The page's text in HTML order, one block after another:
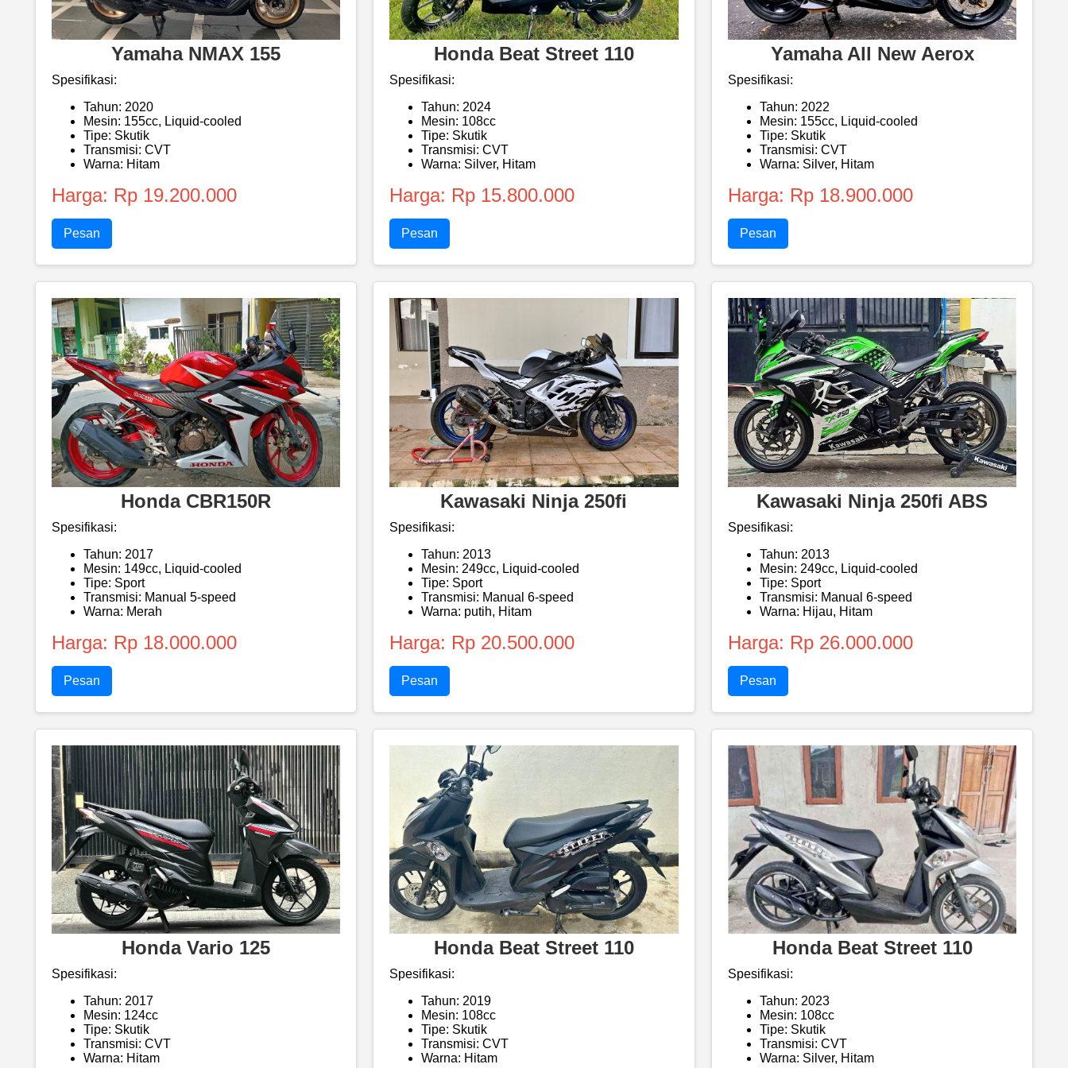
Yamaha NMAX 155
Spesifikasi:
Tahun: 2020
Mesin: 155cc, Liquid-cooled
Tipe: Skutik
Transmisi: CVT
Warna: Hitam
Harga: Rp 19.200.000
Pesan
Honda Beat Street 110
Spesifikasi:
Tahun: 2024
Mesin: 108cc
Tipe: Skutik
Transmisi: CVT
Warna: Silver, Hitam
Harga: Rp 15.800.000
Pesan
Yamaha All New Aerox
Spesifikasi:
Tahun: 2022
Mesin: 155cc, Liquid-cooled
Tipe: Skutik
Transmisi: CVT
Warna: Silver, Hitam
Harga: Rp 18.900.000
Pesan
Honda CBR150R
Spesifikasi:
Tahun: 2017
Mesin: 149cc, Liquid-cooled
Tipe: Sport
Transmisi: Manual 5-speed
Warna: Merah
Harga: Rp 18.000.000
Pesan
Kawasaki Ninja 250fi
Spesifikasi:
Tahun: 2013
Mesin: 249cc, Liquid-cooled
Tipe: Sport
Transmisi: Manual 6-speed
Warna: putih, Hitam
Harga: Rp 20.500.000
Pesan
Kawasaki Ninja 250fi ABS
Spesifikasi:
Tahun: 2013
Mesin: 249cc, Liquid-cooled
Tipe: Sport
Transmisi: Manual 6-speed
Warna: Hijau, Hitam
Harga: Rp 26.000.000
Pesan
Honda Vario 125
Spesifikasi:
Tahun: 2017
Mesin: 124cc
Tipe: Skutik
Transmisi: CVT
Warna: Hitam
Honda Beat Street 110
Spesifikasi:
Tahun: 2019
Mesin: 108cc
Tipe: Skutik
Transmisi: CVT
Warna: Hitam
Honda Beat Street 110
Spesifikasi:
Tahun: 2023
Mesin: 108cc
Tipe: Skutik
Transmisi: CVT
Warna: Silver, Hitam